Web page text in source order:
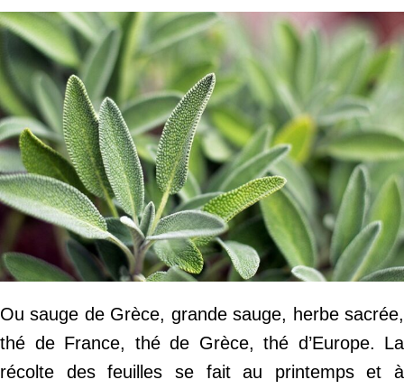
Ou sauge de Grèce, grande sauge, herbe sacrée,
thé de France, thé de Grèce, thé d’Europe. La
récolte des feuilles se fait au printemps et à